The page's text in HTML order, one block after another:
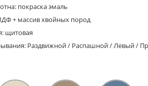
покраска эмаль
+ массив хвойных пород
щитовая
Раздвижной / Распашной / Левый /